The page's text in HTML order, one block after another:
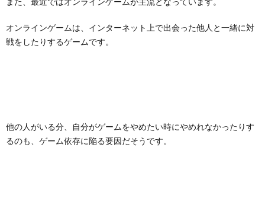
オンラインゲームは、インターネット上で出会った他人と一緒に対
戦をしたりするゲームです。
他の人がいる分、自分がゲームをやめたい時にやめれなかったりす
るのも、ゲーム依存に陥る要因だそうです。